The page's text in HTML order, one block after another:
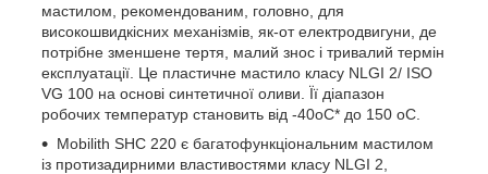
мастилом, рекомендованим, головно, для
високошвидкісних механізмів, як-от електродвигуни, де
потрібне зменшене тертя, малий знос і тривалий термін
експлуатації. Це пластичне мастило класу NLGI 2/ ISO
VG 100 на основі синтетичної оливи. Її діапазон
робочих температур становить від -40oC* до 150 oC.
Mobilith SHC 220 є багатофункціональним мастилом
із протизадирними властивостями класу NLGI 2,